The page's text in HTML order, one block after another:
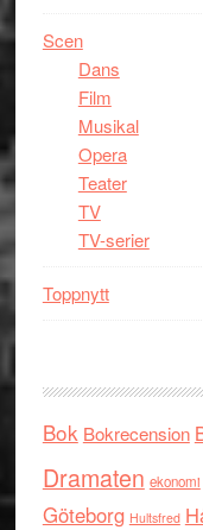
Scen
Dans
Film
Musikal
Opera
Teater
TV
TV-serier
Toppnytt
Bok Bokrecension
Dramaten ekonomi
Göteborg Hultsfred